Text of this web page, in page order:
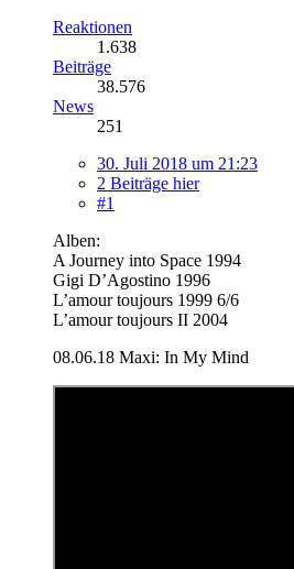
Reaktionen
1.638
Beiträge
38.576
News
251
30. Juli 2018 um 21:23
2 Beiträge hier
#1
Alben:
A Journey into Space 1994
Gigi D’Agostino 1996
L’amour toujours 1999 6/6
L’amour toujours II 2004
08.06.18 Maxi: In My Mind